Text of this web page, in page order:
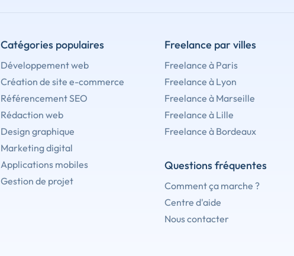
Catégories populaires
Développement web
Création de site e-commerce
Référencement SEO
Rédaction web
Design graphique
Marketing digital
Applications mobiles
Gestion de projet
Freelance par villes
Freelance à Paris
Freelance à Lyon
Freelance à Marseille
Freelance à Lille
Freelance à Bordeaux
Questions fréquentes
Comment ça marche ?
Centre d'aide
Nous contacter